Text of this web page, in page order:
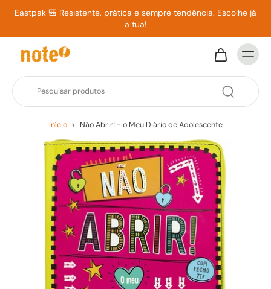
Eastpak 🎒 Resistente, prática e sempre tendência. Escolhe já
a tua!
Início > Não Abrir! - o Meu Diário de Adolescente